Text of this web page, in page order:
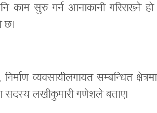
सुरु गर्न आनाकानी गरिराख्ने हो
छ।
व्यवसायीलगायत सम्बन्धित
सदस्य लखीकुमारी गणेशले बताए।